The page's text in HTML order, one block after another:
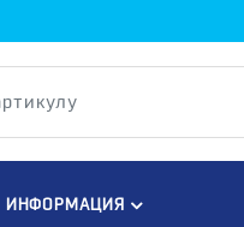
ИНФОРМАЦИЯ